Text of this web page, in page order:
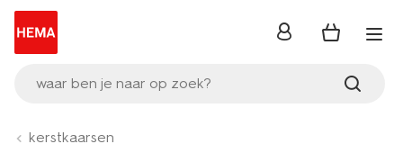
waar ben je naar op zoek?
inloggen
kerstkaarsen